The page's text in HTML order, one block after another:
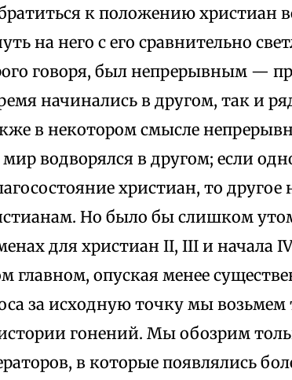
к положению христиан
на него с его сравнительно
говоря, был непрерывным —
начинались в другом, так и
в некотором смысле
водворялся в другом; если
христиан, то другое
Но было бы слишком
для христиан II, III и начала
главном, опуская менее
за исходную точку мы возьмем
гонений. Мы обозрим
в которые появлялись